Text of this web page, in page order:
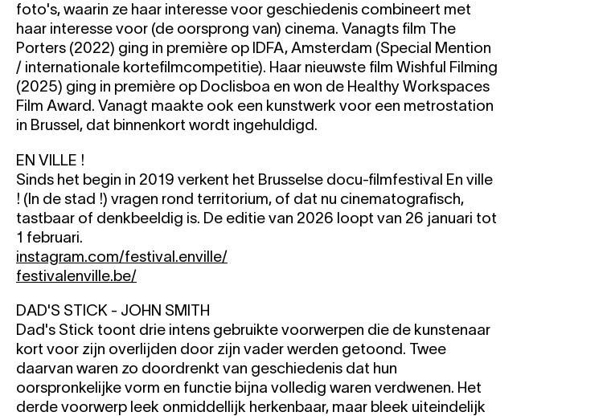
foto's, waarin ze haar interesse voor geschiedenis combineert met
haar interesse voor (de oorsprong van) cinema. Vanagts film The
Porters (2022) ging in première op IDFA, Amsterdam (Special Mention
/ internationale kortefilmcompetitie). Haar nieuwste film Wishful Filming
(2025) ging in première op Doclisboa en won de Healthy Workspaces
Film Award. Vanagt maakte ook een kunstwerk voor een metrostation
in Brussel, dat binnenkort wordt ingehuldigd.
EN VILLE !
Sinds het begin in 2019 verkent het Brusselse docu-filmfestival En ville
! (In de stad !) vragen rond territorium, of dat nu cinematografisch,
tastbaar of denkbeeldig is. De editie van 2026 loopt van 26 januari tot
1 februari.
instagram.com/festival.enville/
festivalenville.be/
DAD'S STICK - JOHN SMITH
Dad's Stick toont drie intens gebruikte voorwerpen die de kunstenaar
kort voor zijn overlijden door zijn vader werden getoond. Twee
daarvan waren zo doordrenkt van geschiedenis dat hun
oorspronkelijke vorm en functie bijna volledig waren verdwenen. Het
derde voorwerp leek onmiddellijk herkenbaar, maar bleek uiteindelijk